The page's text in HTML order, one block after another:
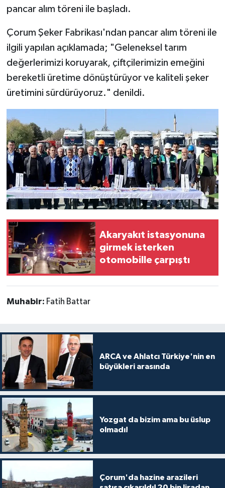
pancar alım töreni ile başladı.
Çorum Şeker Fabrikası'ndan pancar alım töreni ile
ilgili yapılan açıklamada; "Geleneksel tarım
değerlerimizi koruyarak, çiftçilerimizin emeğini
bereketli üretime dönüştürüyor ve kaliteli şeker
üretimini sürdürüyoruz." denildi.
Akaryakıt istasyonuna
girmek isterken
otomobille çarpıştı
Muhabir: Fatih Battar
ARCA ve Ahlatcı Türkiye'nin en
büyükleri arasında
Yozgat da bizim ama bu üslup
olmadı!
Çorum'da hazine arazileri